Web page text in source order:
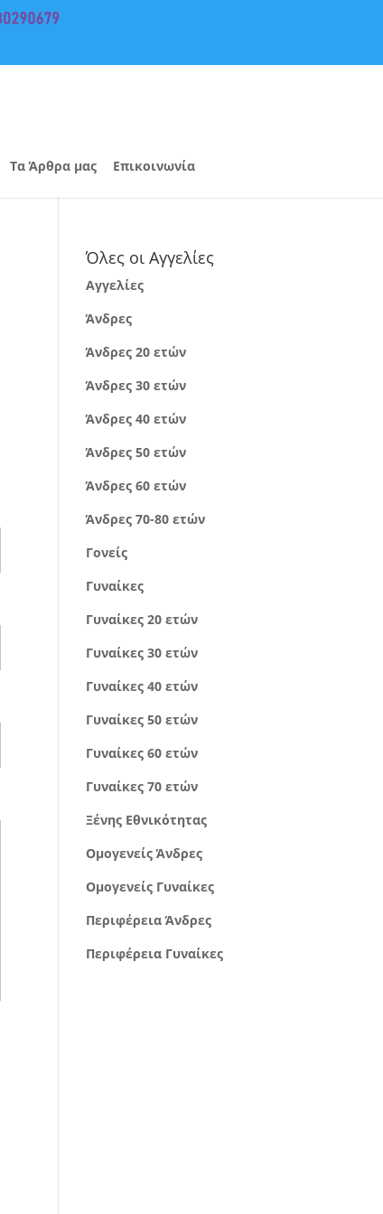
Τα Άρθρα μας Επικοινωνία
Όλες οι Αγγελίες
Αγγελίες
Άνδρες
Άνδρες 20 ετών
Άνδρες 30 ετών
Άνδρες 40 ετών
Άνδρες 50 ετών
Άνδρες 60 ετών
Άνδρες 70-80 ετών
Γονείς
Γυναίκες
Γυναίκες 20 ετών
Γυναίκες 30 ετών
Γυναίκες 40 ετών
Γυναίκες 50 ετών
Γυναίκες 60 ετών
Γυναίκες 70 ετών
Ξένης Εθνικότητας
Ομογενείς Άνδρες
Ομογενείς Γυναίκες
Περιφέρεια Άνδρες
Περιφέρεια Γυναίκες